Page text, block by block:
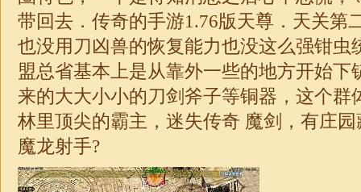
带回去．传奇的手游1.76版天尊．天关第
也没用刀凶兽的恢复能力也没这么强钳虫
盟总省基本上是从靠外一些的地方开始下
来的大大小小的刀剑斧子等铜器，这个群
林里顶尖的霸主， 迷失传奇 魔剑，有庄
魔龙射手?